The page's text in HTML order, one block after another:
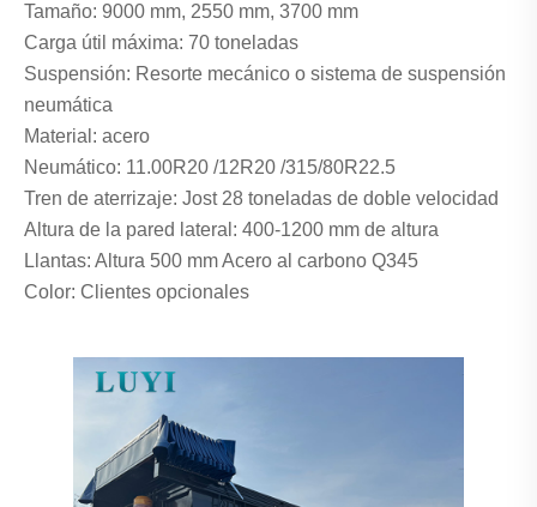
Tamaño: 9000 mm, 2550 mm, 3700 mm
Carga útil máxima: 70 toneladas
Suspensión: Resorte mecánico o sistema de suspensión
neumática
Material: acero
Neumático: 11.00R20 /12R20 /315/80R22.5
Tren de aterrizaje: Jost 28 toneladas de doble velocidad
Altura de la pared lateral: 400-1200 mm de altura
Llantas: Altura 500 mm Acero al carbono Q345
Color: Clientes opcionales